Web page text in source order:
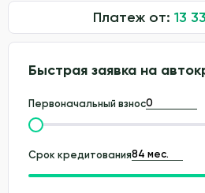
Платеж от: 13
Быстрая заявка на
Первоначальный взнос
Срок кредитования